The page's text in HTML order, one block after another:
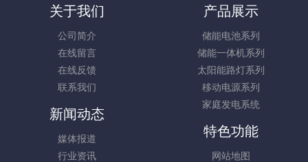
关于我们
公司简介
在线留言
在线反馈
联系我们
产品展示
储能电池系列
储能一体机系列
太阳能路灯系列
移动电源系列
家庭发电系统
新闻动态
媒体报道
行业资讯
特色功能
网站地图